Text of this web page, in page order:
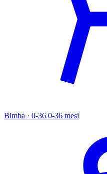
Bimba · 0-36 0-36 mesi